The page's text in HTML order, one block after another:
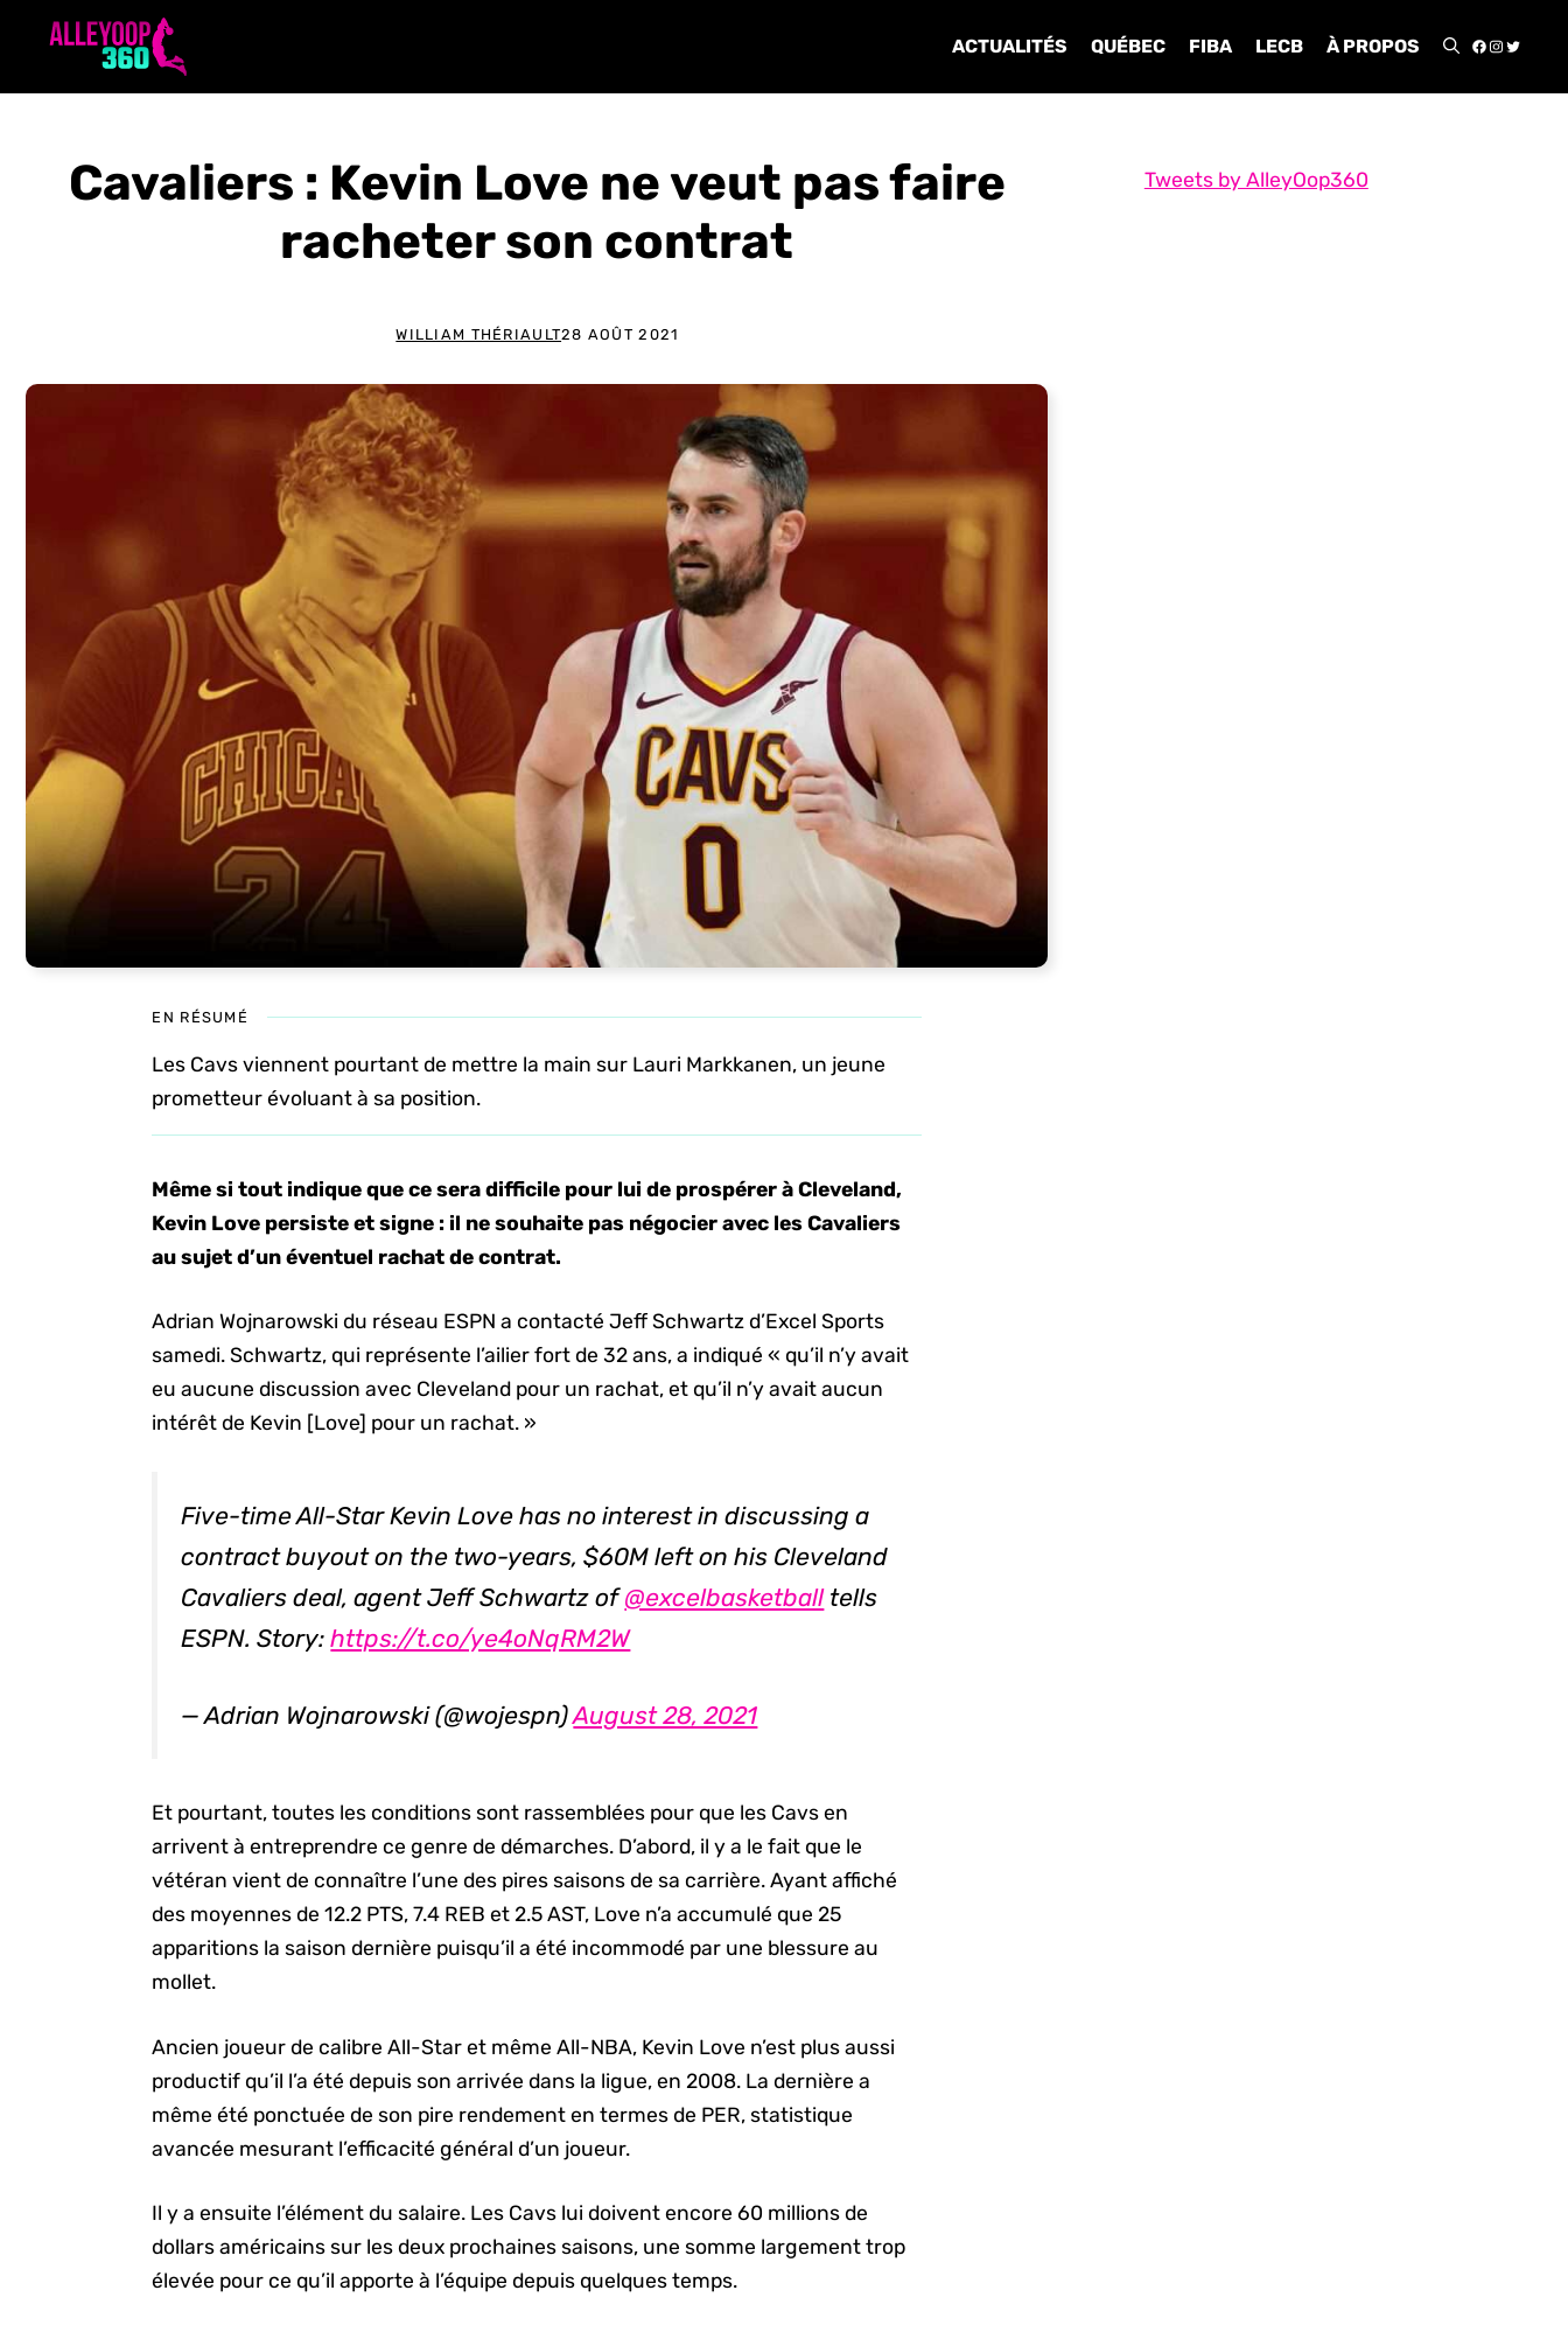
ACTUALITÉS QUÉBEC FIBA LECB À PROPOS
Cavaliers : Kevin Love ne veut pas faire
racheter son contrat
WILLIAM THÉRIAULT28 AOÛT 2021
EN RÉSUMÉ
Les Cavs viennent pourtant de mettre la main sur Lauri Markkanen, un jeune
prometteur évoluant à sa position.
Même si tout indique que ce sera difficile pour lui de prospérer à Cleveland,
Kevin Love persiste et signe : il ne souhaite pas négocier avec les Cavaliers
au sujet d’un éventuel rachat de contrat.
Adrian Wojnarowski du réseau ESPN a contacté Jeff Schwartz d’Excel Sports
samedi. Schwartz, qui représente l’ailier fort de 32 ans, a indiqué « qu’il n’y avait
eu aucune discussion avec Cleveland pour un rachat, et qu’il n’y avait aucun
intérêt de Kevin [Love] pour un rachat. »
Five-time All-Star Kevin Love has no interest in discussing a
contract buyout on the two-years, $60M left on his Cleveland
Cavaliers deal, agent Jeff Schwartz of@excelbasketballtells
ESPN. Story:https://t.co/ye4oNqRM2W
— Adrian Wojnarowski (@wojespn)August 28, 2021
Et pourtant, toutes les conditions sont rassemblées pour que les Cavs en
arrivent à entreprendre ce genre de démarches. D’abord, il y a le fait que le
vétéran vient de connaître l’une des pires saisons de sa carrière. Ayant affiché
des moyennes de 12.2 PTS, 7.4 REB et 2.5 AST, Love n’a accumulé que 25
apparitions la saison dernière puisqu’il a été incommodé par une blessure au
mollet.
Ancien joueur de calibre All-Star et même All-NBA, Kevin Love n’est plus aussi
productif qu’il l’a été depuis son arrivée dans la ligue, en 2008. La dernière a
même été ponctuée de son pire rendement en termes de PER, statistique
avancée mesurant l’efficacité général d’un joueur.
Il y a ensuite l’élément du salaire. Les Cavs lui doivent encore 60 millions de
dollars américains sur les deux prochaines saisons, une somme largement trop
élevée pour ce qu’il apporte à l’équipe depuis quelques temps.
Tweets by AlleyOop360